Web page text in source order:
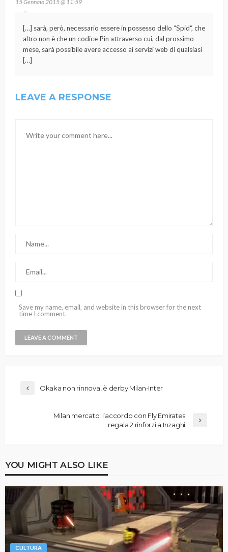
15 Gennaio 2015 @ 11:59
[…] sarà, però, necessario essere in possesso dello “Spid“, che
altro non è che un codice Pin attraverso cui, dal prossimo
mese, sarà possibile avere accesso ai servizi web di qualsiasi
[…]
LEAVE A RESPONSE
Save my name, email, and website in this browser for the next
time I comment.
Okaka non rinnova, è derby Milan-Inter
Milan mercato: l’accordo con Fly Emirates
regala 2 rinforzi a Inzaghi
YOU MIGHT ALSO LIKE
CULTURA